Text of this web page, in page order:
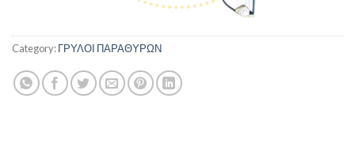
Category:ΓΡΥΛΟΙ ΠΑΡΑΘΥΡΩΝ